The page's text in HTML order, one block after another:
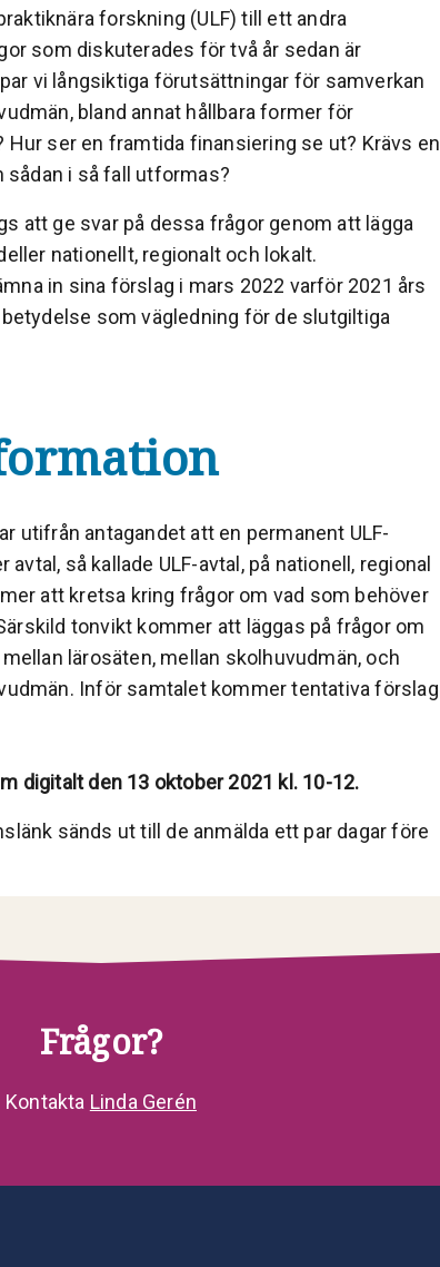
forskning (ULF) till ett andra
som diskuterades för två år sedan är
vi långsiktiga förutsättningar för samverkan
bland annat hållbara former för
ser en framtida finansiering se ut? Krävs en
sådan i så fall utformas?
att ge svar på dessa frågor genom att lägga
nationellt, regionalt och lokalt.
in sina förslag i mars 2022 varför 2021 års
som vägledning för de slutgiltiga
utifrån antagandet att en permanent ULF-
så kallade ULF-avtal, på nationell, regional
att kretsa kring frågor om vad som behöver
tonvikt kommer att läggas på frågor om
lärosäten, mellan skolhuvudmän, och
Inför samtalet kommer tentativa förslag
digitalt den 13 oktober 2021 kl. 10-12.
sänds ut till de anmälda ett par dagar före
Frågor?
Kontakta Linda Gerén